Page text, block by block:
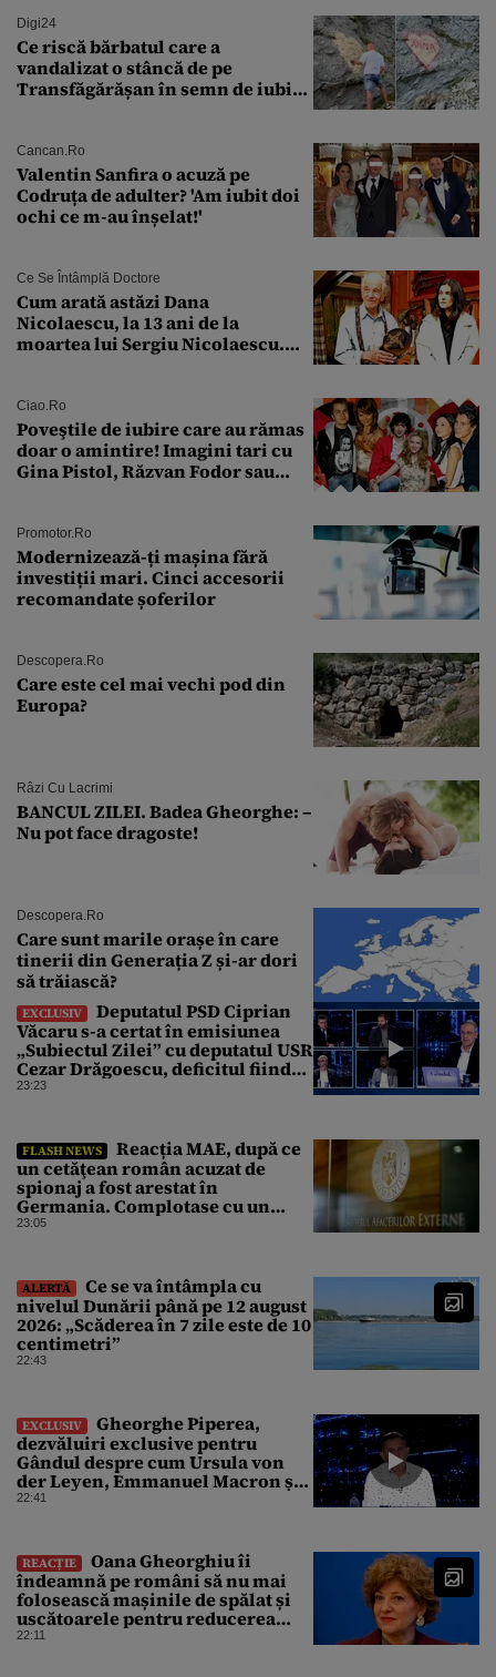
Digi24
Ce riscă bărbatul care a
vandalizat o stâncă de pe
Transfăgărășan în semn de iubire
Cancan.ro
Valentin Sanfira o acuză pe
Codruța de adulter? 'Am iubit doi
ochi ce m-au înșelat!'
Ce Se Întâmplă Doctore
Cum arată astăzi Dana
Nicolaescu, la 13 ani de la
moartea lui Sergiu Nicolaescu.
Ciao.ro
Poveştile de iubire care au rămas
doar o amintire! Imagini tari cu
Gina Pistol, Răzvan Fodor sau
Promotor.ro
Modernizează-ți mașina fără
investiții mari. Cinci accesorii
recomandate șoferilor
Descopera.ro
Care este cel mai vechi pod din
Europa?
Râzi Cu Lacrimi
BANCUL ZILEI. Badea Gheorghe: –
Nu pot face dragoste!
Descopera.ro
Care sunt marile orașe în care
tinerii din Generația Z și-ar dori
să trăiască?
EXCLUSIV
Deputatul PSD Ciprian
Văcaru s-a certat în emisiunea
„Subiectul Zilei” cu deputatul USR
Cezar Drăgoescu, deficitul fiind
motivul scandalului
23:23
FLASH NEWS
Reacția MAE, după ce
un cetăţean român acuzat de
spionaj a fost arestat în
Germania. Complotase cu un
ucrainean ca să asasineze un
23:05
ALERTĂ
Ce se va întâmpla cu
nivelul Dunării până pe 12 august
2026: „Scăderea în 7 zile este de 10
centimetri”
22:43
EXCLUSIV
Gheorghe Piperea,
dezvăluiri exclusive pentru
Gândul despre cum Ursula von
der Leyen, Emmanuel Macron și
Zelenski plănuiesc pe Signal să îl
22:41
REACȚIE
Oana Gheorghiu îi
îndeamnă pe români să nu mai
folosească mașinile de spălat și
uscătoarele pentru reducerea
consumului de energie
22:11